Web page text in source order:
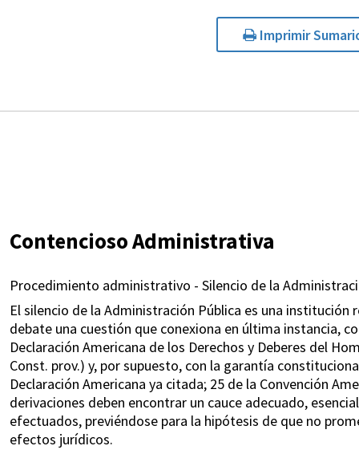
Imprimir
Contencioso Administrativa
Procedimiento administrativo - Silencio de la
El silencio de la Administración Pública es una
debate una cuestión que conexiona en última instancia,
Declaración Americana de los Derechos y Deberes del
Const. prov.) y, por supuesto, con la garantía
Declaración Americana ya citada; 25 de la Convención
derivaciones deben encontrar un cauce adecuado,
efectuados, previéndose para la hipótesis de que no
efectos jurídicos.